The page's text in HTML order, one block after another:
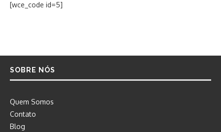
[wce_code id=5]
SOBRE NÓS
Quem Somos
Contato
Blog